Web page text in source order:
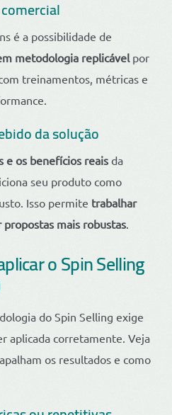
é a possibilidade de
metodologia replicável por
treinamentos, métricas e
da solução
e os benefícios reais da
seu produto como
Isso permite trabalhar
mais robustas
o Spin Selling
do Spin Selling exige
aplicada corretamente. Veja
os resultados e como